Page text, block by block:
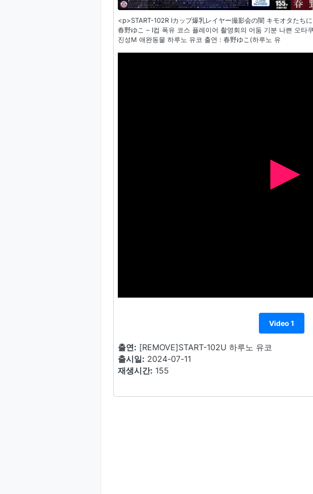
<p>START-102R Iカップ爆乳レイヤー撮影会の闇 キモオタたち
春野ゆこ – I컵 폭유 코스 플레이어 촬영회의 어둠 기분 나쁜 오타
진성M 애완동물 하루노 유코 출연 : 春野ゆこ(하루노 유
Video 1
출연: [REMOVE]START-102U 하루노 유코
출시일: 2024-07-11
재생시간: 155